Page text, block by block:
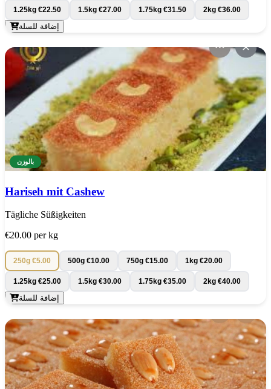
1.25kg €22.50 1.5kg €27.00 1.75kg €31.50 2kg €36.00
إضافة للسلة
بالوزن
Hariseh mit Cashew
Tägliche Süßigkeiten
€20.00 per kg
250g €5.00 500g €10.00 750g €15.00 1kg €20.00
1.25kg €25.00 1.5kg €30.00 1.75kg €35.00 2kg €40.00
إضافة للسلة